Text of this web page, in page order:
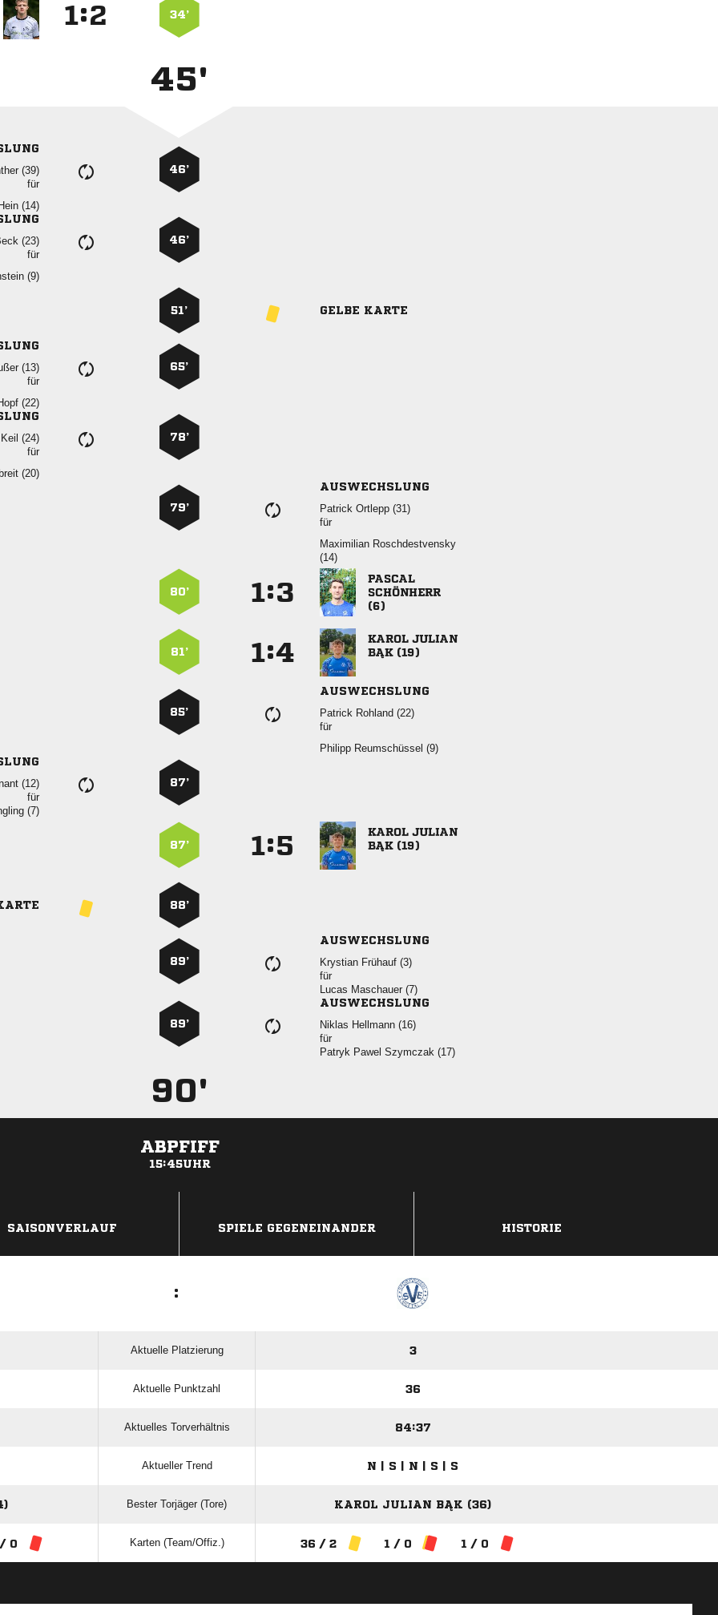
: 34’
45'

für

46’

für

46’
51’ GELBE KARTE

für

65’

für

78’
79’
AUSWECHSLUNG
  
für
 

80’ :



81’ :
 
 
85’
AUSWECHSLUNG
  
für
  

für

87’
87’ :
 
 
88’
89’
AUSWECHSLUNG
  
für
  
89’
AUSWECHSLUNG
  
für
   
90'
ABPFIFF
15:45UHR
SAISONVERLAUF SPIELE GEGENEINANDER HISTORIE
:
Aktuelle Platzierung 3
Aktuelle Punktzahl 36
Aktuelles Torverhältnis 84:37
Aktueller Trend N | S | N | S | S
Bester Torjäger (Tore) KAROL JULIAN BĄK (36)
0 Karten (Team/Offiz.) 36 / 2 1 / 0 1 / 0